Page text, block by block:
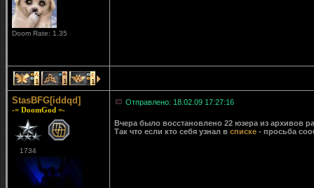
Doom Rate: 1.35
1 1 1
StasBFG[iddqd]
-= DoomGod =-
1734
Отправлено: 18.02.09 17:27:16
Вчера было восстановлено 22 юзера из архивов
Так что если кто себя узнал в списке - просьба